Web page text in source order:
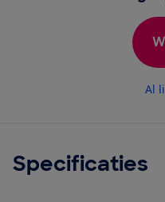
Al
Specificaties